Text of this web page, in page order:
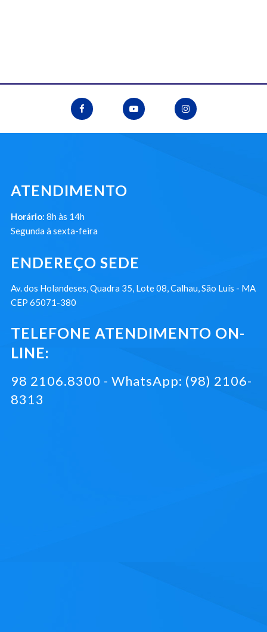
ATENDIMENTO
Horário: 8h às 14h
Segunda à sexta-feira
ENDEREÇO SEDE
Av. dos Holandeses, Quadra 35, Lote 08, Calhau, São Luís - MA
CEP 65071-380
TELEFONE ATENDIMENTO ON-
LINE:
98 2106.8300 - WhatsApp: (98) 2106-
8313